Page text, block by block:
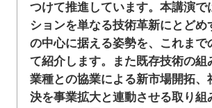
つけて推進しています。本講演で
ションを単なる技術革新にとどめ
の中心に据える姿勢を、これまで
て紹介します。また既存技術の組
業種との協業による新市場開拓、
決を事業拡大と連動させる取り組